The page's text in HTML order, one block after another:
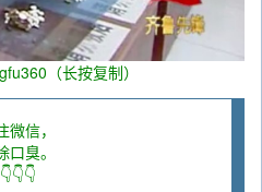
（长按复制）
微信，
口臭。
👇👇👇